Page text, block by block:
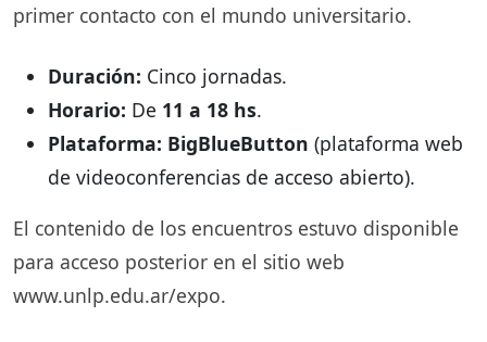
primer contacto con el mundo universitario.
Duración: Cinco jornadas.
Horario: De 11 a 18 hs.
Plataforma: BigBlueButton (plataforma web
de videoconferencias de acceso abierto).
El contenido de los encuentros estuvo disponible
para acceso posterior en el sitio web
www.unlp.edu.ar/expo.